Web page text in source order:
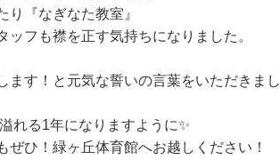
『なぎなた教室』
フも襟を正す気持ちになりました。
す！と元気な誓いの言葉をいただきまし
れる1年になりますように✨
ひ！緑ヶ丘体育館へお越しください！